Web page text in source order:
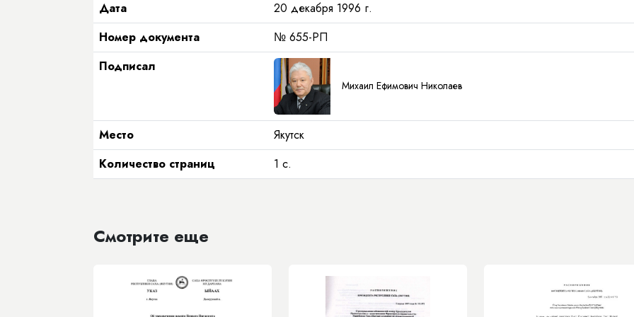
Дата
20 декабря 1996 г.
Номер документа
№ 655-РП
Подписал
Михаил Ефимович Николаев
Место
Якутск
Количество страниц
1 с.
Смотрите еще